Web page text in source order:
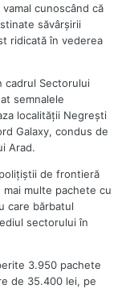
cunoscând că
săvârşirii
ridicată în vederea
Sectorului
semnalele
localităţii Negreşti
Galaxy, condus de
Arad.
de frontieră
multe pachete cu
care bărbatul
sectorului în
3.950 pachete
de 35.400 lei, pe